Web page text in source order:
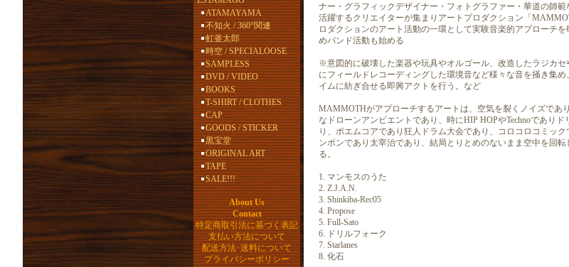
ATAMAYAMA
不知火 / 360°関連
虹釜太郎
時空 / SPECIALOOSE
SAMPLESS
DVD / VIDEO
BOOKS
T-SHIRT / CLOTHES
CAP
GOODS / STICKER
黒宝堂
ORIGINAL ART
TAPE
SALE!!!
About Us
Contact
特定商取引法に基づく表記
支払い方法について
配送方法･送料について
プライバシーポリシー
ナー・グラフィックデザイナー・フォトグラファー・華道の師
活躍するクリエイターが集まりアートプロダクション「
ロダクションのアート活動の一環として実験音楽的アプローチ
めバンド活動も始める
※意図的に破壊した楽器や玩具やオルゴール、改造したラジカセ
にフィールドレコーディングした環境音など様々な音を掻き集め
イムに紡ぎ合せる即興アクトを行う。など
MAMMOTHがアプローチするアートは、空気を裂くノイズであ
なドローンアンビエントであり、時にHIP HOPやTechnoでありド
り、ポエムコアであり狂人ドラム大会であり、コロコロコミッ
ンボンであり太宰治であり、結局とりとめのないまま空中を回
る。
1. マンモスのうた
2. Z.J.A.N.
3. Shinkiba-Rec05
4. Propose
5. Full-Sato
6. ドリルフォーク
7. Starlanes
8. 化石